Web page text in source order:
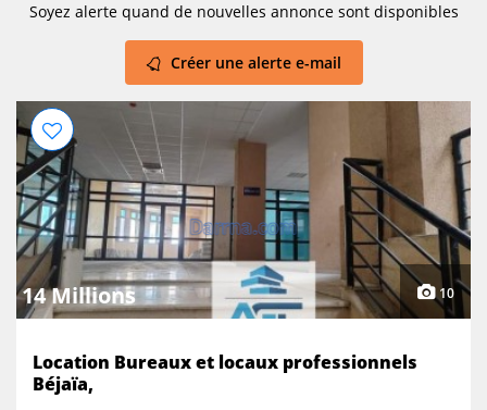
Soyez alerte quand de nouvelles annonce sont disponibles
Créer une alerte e-mail
14 Millions 10
Location Bureaux et locaux professionnels
Béjaïa,